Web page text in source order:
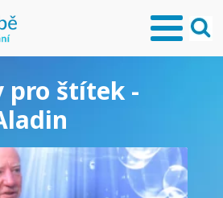
pro štítek -